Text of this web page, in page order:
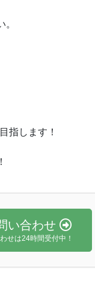
指します！
い合わせ
せは24時間受付中！